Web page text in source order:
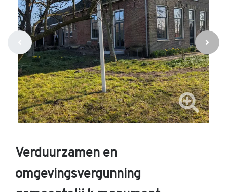
Verduurzamen en
omgevingsvergunning